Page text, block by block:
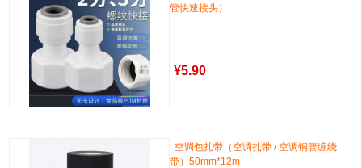
管快速接头）
¥5.90
空调包扎带（空调扎带 / 空调铜管缠绕
带）50mm*12m